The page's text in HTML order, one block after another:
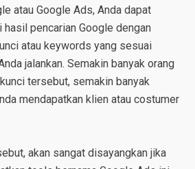
atau Google Ads, Anda dapat
hasil pencarian Google dengan
atau keywords yang sesuai
jalankan. Semakin banyak orang
tersebut, semakin banyak
mendapatkan klien atau costumer
akan sangat disayangkan jika